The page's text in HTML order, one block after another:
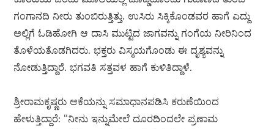
ಗಂಗಾನದಿ ನೀರು ತುಂಬಿರುತ್ತಿತ್ತು. ಉಸಿರು ಸಿಕ್ಕಿಕೊಂಡವರ ಹಾಗೆ ಎದ್ದು
ಅಲ್ಲಿಗೆ ಓಡಿಹೋಗಿ ಆ ದಾಸಿ ಮುಟ್ಟಿದ ಜಾಗವನ್ನು ಗಂಗೆಯ ನೀರಿನಿಂದ
ತೊಳೆಯತೊಡಗಿದರು. ಭಕ್ತರು ವಿಸ್ಮಯಗೊಂಡು ಈ ದೃಶ್ಯವನ್ನು
ನೋಡುತ್ತಿದ್ದಾರೆ. ಭಗವತಿ ಸತ್ತವಳ ಹಾಗೆ ಕುಳಿತಿದ್ದಾಳೆ.
ಶ್ರೀರಾಮಕೃಷ್ಣರು ಆಕೆಯನ್ನು ಸಮಾಧಾನಪಡಿಸಿ ಕರುಣೆಯಿಂದ
ಹೇಳುತ್ತಿದ್ದಾರೆ: “ನೀನು ಇನ್ನುಮೇಲೆ ದೂರದಿಂದಲೇ ಪ್ರಣಾಮ